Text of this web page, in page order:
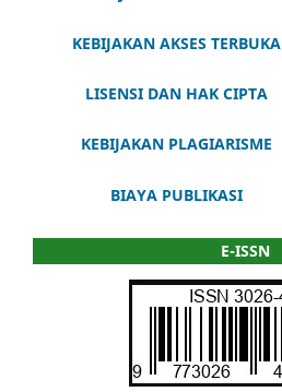
KEBIJAKAN AKSES TERBUKA
LISENSI DAN HAK CIPTA
KEBIJAKAN PLAGIARISME
BIAYA PUBLIKASI
E-ISSN